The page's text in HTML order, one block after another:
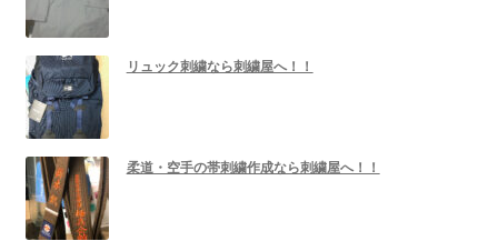
リュック刺繍なら刺繍屋へ！！
柔道・空手の帯刺繍作成なら刺繍屋へ！！